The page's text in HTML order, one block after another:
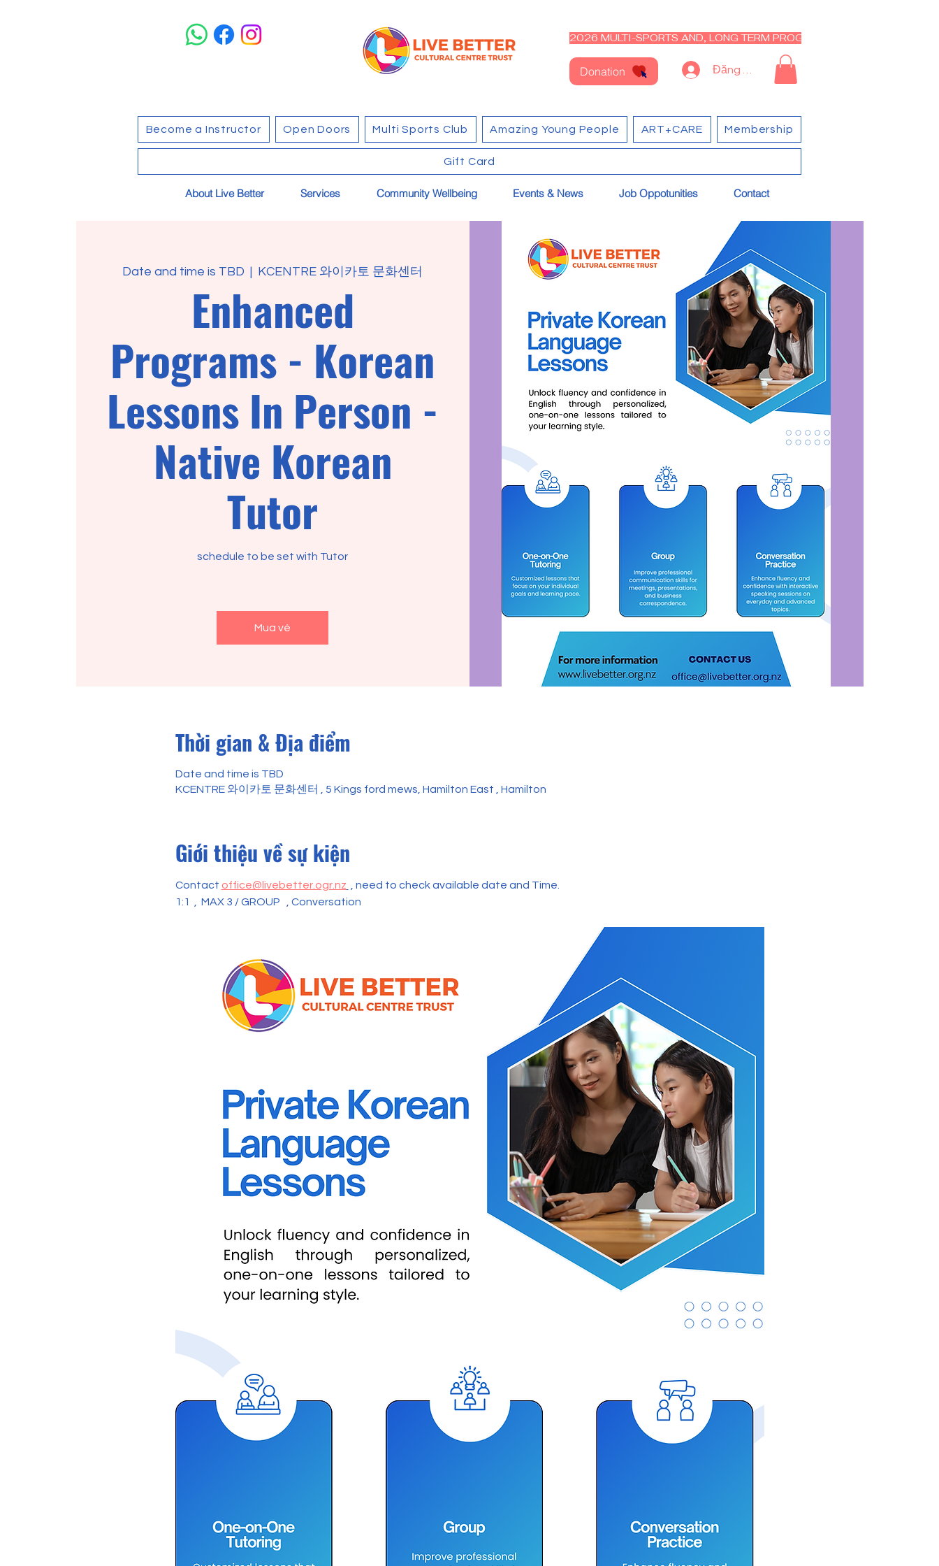
2026 MULTI-SPORTS AND, LONG TERM PROGRAM - CLOSED RE-OPEN
Donation Đăng nhập
Become a Instructor Open Doors Multi Sports Club Amazing Young People ART+CARE Membership
Gift Card
About Live Better Services Community Wellbeing Events & News Job Oppotunities Contact
Date and time is TBD
  |
KCENTRE 와이카토 문화센터
Enhanced
Programs - Korean
Lessons In Person -
Native Korean
Tutor
schedule to be set with Tutor
Mua vé
Thời gian & Địa điểm
Date and time is TBD
KCENTRE 와이카토 문화센터 , 5 Kings ford mews, Hamilton East , Hamilton
Giới thiệu về sự kiện
Contact office@livebetter.ogr.nz
, need to check available date and Time.
1:1  ,  MAX 3 / GROUP   , Conversation